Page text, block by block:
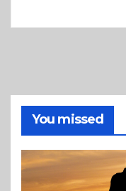
You missed